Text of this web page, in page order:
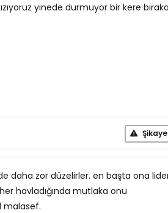
yınede durmuyor bir kere
daha zor düzelirler. en başta ona
havladığında mutlaka onu
malasef.